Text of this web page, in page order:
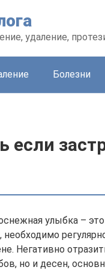
удаление,
Болезни
если
улыбка –
необходимо
Негативно
но и десен,